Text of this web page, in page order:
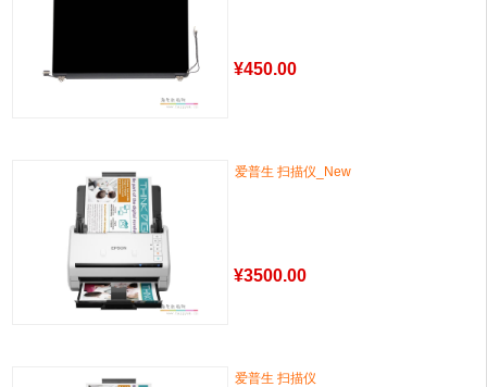
¥450.00
爱普生 扫描仪_New
¥3500.00
爱普生 扫描仪